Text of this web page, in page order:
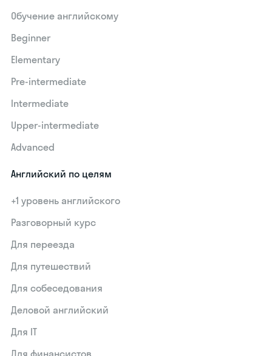
Обучение английскому
Beginner
Elementary
Pre-intermediate
Intermediate
Upper-intermediate
Advanced
Английский по целям
+1 уровень английского
Разговорный курс
Для переезда
Для путешествий
Для собеседования
Деловой английский
Для IT
Для финансистов